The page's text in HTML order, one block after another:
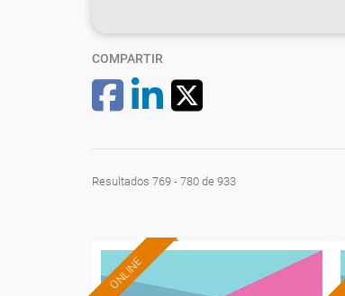
COMPARTIR
Resultados 769 - 780 de 933
ONLINE